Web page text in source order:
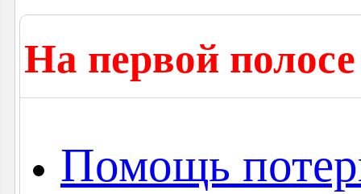
На первой полосе
Помощь